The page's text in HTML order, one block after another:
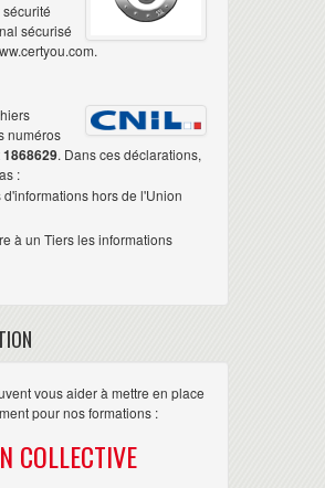
sécurisé
numéros
1868629. Dans ces déclarations,
:
hors de l'Union
à un Tiers les informations
vous aider à mettre en place
pour nos formations :
COLLECTIVE